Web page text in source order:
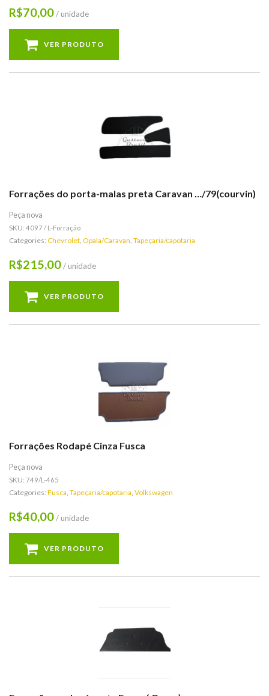
R$70,00/ unidade
VER PRODUTO
Forrações do porta-malas preta Caravan …/79(courvin)
Peça nova
SKU: 4097 / L-Forração
Categories: Chevrolet, Opala/Caravan, Tapeçaria/capotaria
R$215,00/ unidade
VER PRODUTO
Forrações Rodapé Cinza Fusca
Peça nova
SKU: 749/L-465
Categories: Fusca, Tapeçaria/capotaria, Volkswagen
R$40,00/ unidade
VER PRODUTO